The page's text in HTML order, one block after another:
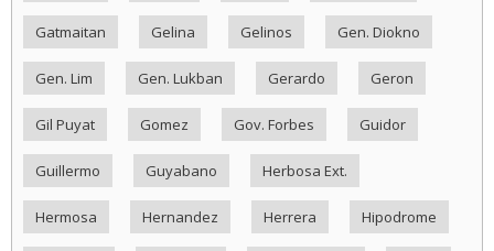
Gatmaitan Gelina Gelinos Gen. Diokno
Gen. Lim Gen. Lukban Gerardo Geron
Gil Puyat Gomez Gov. Forbes Guidor
Guillermo Guyabano Herbosa Ext.
Hermosa Hernandez Herrera Hipodrome